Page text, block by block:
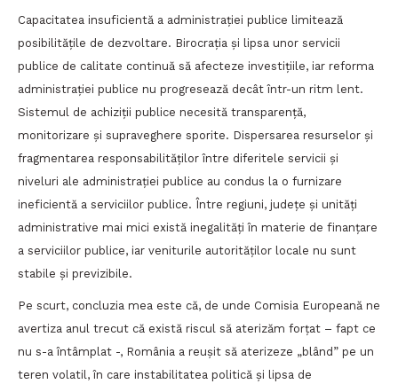
Capacitatea insuficientă a administrației publice limitează
posibilitățile de dezvoltare. Birocrația și lipsa unor servicii
publice de calitate continuă să afecteze investițiile, iar reforma
administrației publice nu progresează decât într-un ritm lent.
Sistemul de achiziții publice necesită transparență,
monitorizare și supraveghere sporite. Dispersarea resurselor și
fragmentarea responsabilităților între diferitele servicii și
niveluri ale administrației publice au condus la o furnizare
ineficientă a serviciilor publice. Între regiuni, județe și unități
administrative mai mici există inegalități în materie de finanțare
a serviciilor publice, iar veniturile autorităților locale nu sunt
stabile și previzibile.
Pe scurt, concluzia mea este că, de unde Comisia Europeană ne
avertiza anul trecut că există riscul să aterizăm forțat – fapt ce
nu s-a întâmplat -, România a reușit să aterizeze „blând” pe un
teren volatil, în care instabilitatea politică și lipsa de